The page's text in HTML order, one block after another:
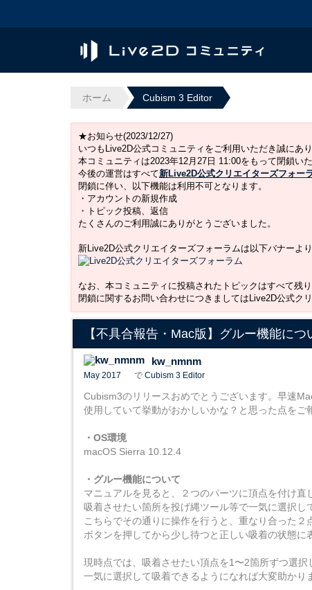
ホーム Cubism 3 Editor
★お知らせ(2023/12/27)
いつもLive2D公式コミュニティをご利用いただき誠にあ
本コミュニティは2023年12月27日 11:00をもって閉鎖いた
今後の運営はすべて新Live2D公式クリエイターズフォー
閉鎖に伴い、以下機能は利用不可となります。
・アカウントの新規作成
・トピック投稿、返信
たくさんのご利用誠にありがとうございました。
新Live2D公式クリエイターズフォーラムは以下バナーよ
なお、本コミュニティに投稿されたトピックはすべて残
閉鎖に関するお問い合わせにつきましてはLive2D公式ク
【不具合報告・Mac版】グルー機能につ
kw_nmnm
May 2017 で Cubism 3 Editor
Cubism3のリリースおめでとうございます。早速
使用していて挙動がおかしいかな？と思った点をご
・OS環境
macOS Sierra 10.12.4
・グルー機能について
マニュアルを見ると、２つのパーツに頂点を付け直
吸着させたい箇所を投げ縄ツール等で一気に選択し
こちらでその通りに操作を行うと、重なり合った
ボタンを押してから少し待つと正しい吸着の状態に
現時点では、吸着させたい頂点を1〜2箇所ずつ選
一気に選択して吸着できるようになれば大変助かり